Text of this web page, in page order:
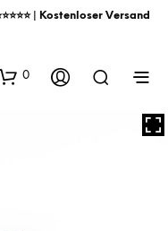
| Kostenloser Versand
0